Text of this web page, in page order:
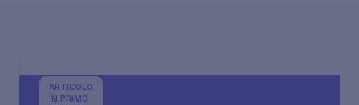
ARTICOLO
IN PRIMO